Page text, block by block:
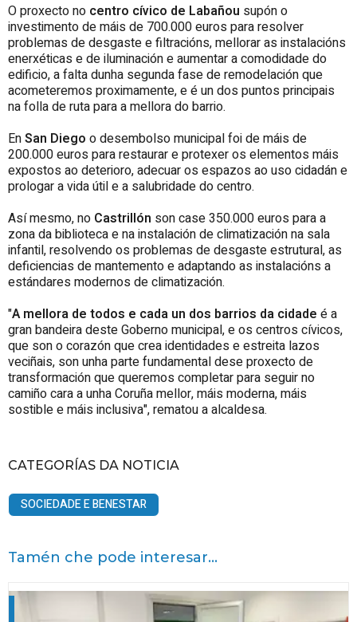
O proxecto no centro cívico de Labañou supón o
investimento de máis de 700.000 euros para resolver
problemas de desgaste e filtracións, mellorar as instalacións
enerxéticas e de iluminación e aumentar a comodidade do
edificio, a falta dunha segunda fase de remodelación que
acometeremos proximamente, e é un dos puntos principais
na folla de ruta para a mellora do barrio.
EnSan Diego o desembolso municipal foi de máis de
200.000 euros para restaurar e protexer os elementos máis
expostos ao deterioro, adecuar os espazos ao uso cidadán e
prologar a vida útil e a salubridade do centro.
Así mesmo, no Castrillón son case 350.000 euros para a
zona da biblioteca e na instalación de climatización na sala
infantil, resolvendo os problemas de desgaste estrutural, as
deficiencias de mantemento e adaptando as instalacións a
estándares modernos de climatización.
"A mellora de todos e cada un dos barrios da cidade é a
gran bandeira deste Goberno municipal, e os centros cívicos,
que son o corazón que crea identidades e estreita lazos
veciñais, son unha parte fundamental dese proxecto de
transformación que queremos completar para seguir no
camiño cara a unha Coruña mellor, máis moderna, máis
sostible e máis inclusiva", rematou a alcaldesa.
CATEGORÍAS DA NOTICIA
SOCIEDADE E BENESTAR
Tamén che pode interesar...